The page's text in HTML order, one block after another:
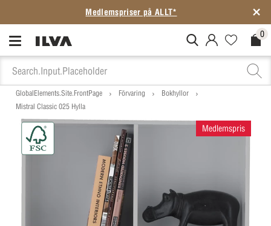
Medlemspriser på ALLT*
MitIlva.Login 0
GlobalElements.Site.FrontPage Förvaring
Bokhyllor
Mistral Classic 025 Hylla
Medlemspris